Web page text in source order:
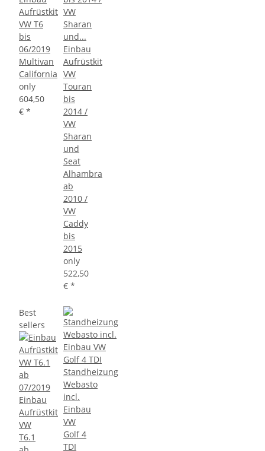
Aufrüstkit
VW T6
bis
06/2019
Multivan
California
only
604,50
€ *
Einbau
Aufrüstkit
VW
Touran
bis
2014 /
VW
Sharan
und
Seat
Alhambra
ab
2010 /
VW
Caddy
bis
2015
only
522,50
€ *
Best
sellers
Einbau
Aufrüstkit
VW
T6.1
Standheizung
Webasto
incl.
Einbau
VW
Golf 4
TDI